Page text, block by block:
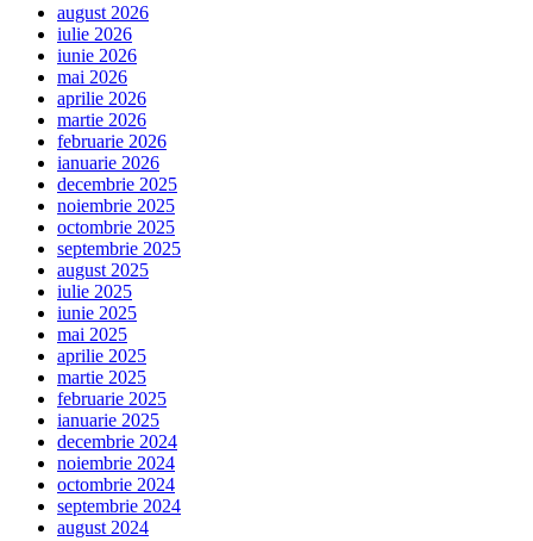
august 2026
iulie 2026
iunie 2026
mai 2026
aprilie 2026
martie 2026
februarie 2026
ianuarie 2026
decembrie 2025
noiembrie 2025
octombrie 2025
septembrie 2025
august 2025
iulie 2025
iunie 2025
mai 2025
aprilie 2025
martie 2025
februarie 2025
ianuarie 2025
decembrie 2024
noiembrie 2024
octombrie 2024
septembrie 2024
august 2024